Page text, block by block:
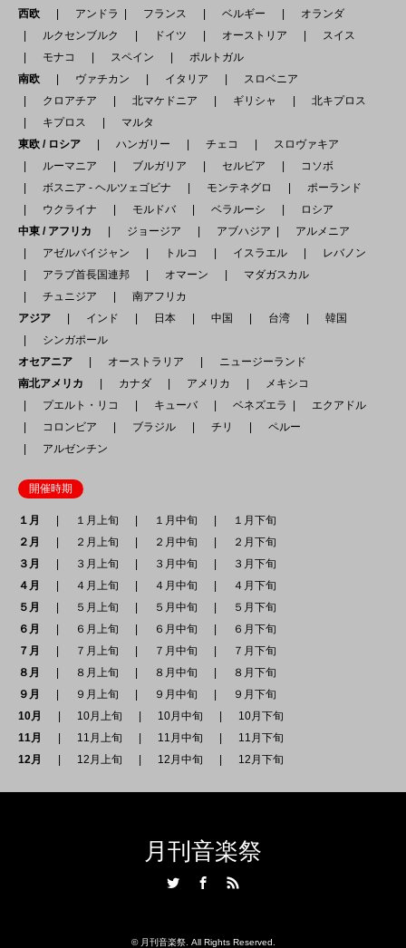
西欧
アンドラ フランス ベルギー
オランダ
ルクセンブルク
ドイツ オーストリア
スイス
モナコ
スペイン
ポルトガル
南欧
ヴァチカン イタリア
スロベニア
クロアチア
北マケドニア ギリシャ
北キプロス
キプロス
マルタ
東欧 / ロシア
ハンガリー チェコ
スロヴァキア
ルーマニア
ブルガリア セルビア
コソボ
ボスニア - ヘルツェゴビナ
モンテネグロ
ポーランド
ウクライナ
モルドバ ベラルーシ
ロシア
中東 / アフリカ
ジョージア アブハジア
アルメニア
アゼルバイジャン
トルコ イスラエル
レバノン
アラブ首長国連邦
オマーン
マダガスカル
チュニジア
南アフリカ
アジア
インド 日本 中国 台湾
韓国
シンガポール
オセアニア
オーストラリア
ニュージーランド
南北アメリカ
カナダ アメリカ
メキシコ
プエルト・リコ
キューバ ベネズエラ
エクアドル
コロンビア
ブラジル チリ
ペルー
アルゼンチン
開催時期
１月 １月上旬 １月中旬
１月下旬
２月
２月上旬 ２月中旬
２月下旬
３月
３月上旬 ３月中旬
３月下旬
４月
４月上旬 ４月中旬
４月下旬
５月
５月上旬 ５月中旬
５月下旬
６月
６月上旬 ６月中旬
６月下旬
７月
７月上旬 ７月中旬
７月下旬
８月
８月上旬 ８月中旬
８月下旬
９月
９月上旬 ９月中旬
９月下旬
10月
10月上旬 10月中旬
10月下旬
11月
11月上旬 11月中旬
11月下旬
12月
12月上旬 12月中旬 12月下旬
月刊音楽祭
© 月刊音楽祭. All Rights Reserved.